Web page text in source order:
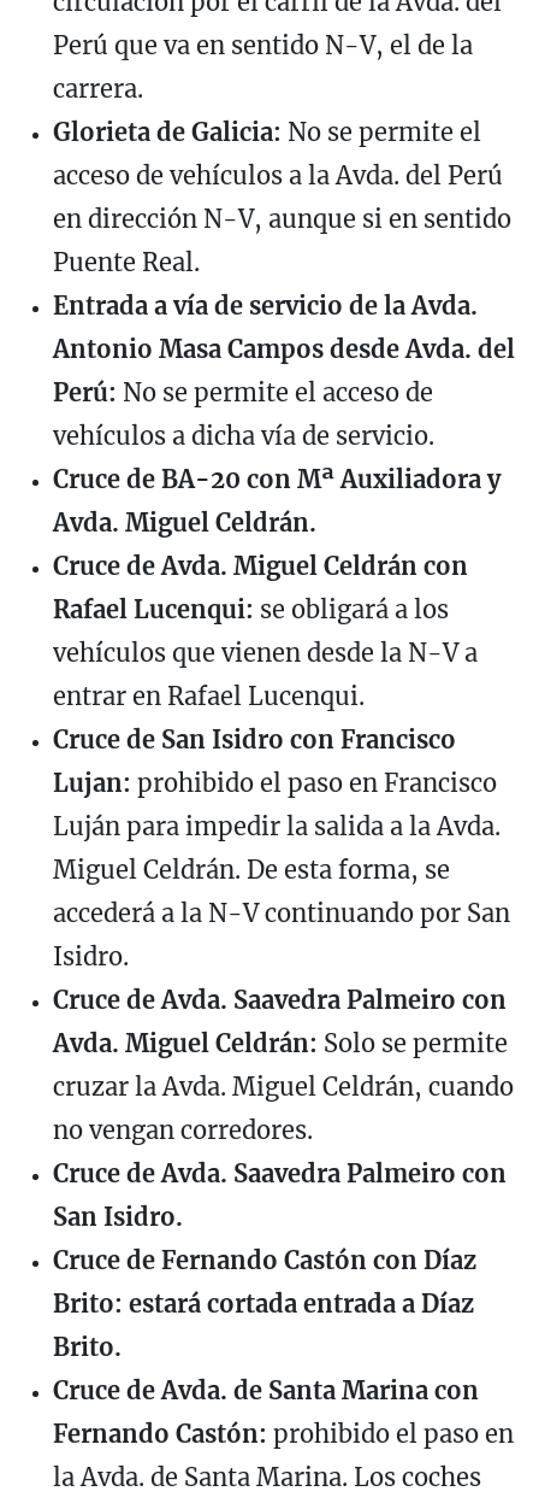
Perú que va en sentido N-V, el de la
carrera.
Glorieta de Galicia: No se permite el
acceso de vehículos a la Avda. del Perú
en dirección N-V, aunque si en sentido
Puente Real.
Entrada a vía de servicio de la Avda.
Antonio Masa Campos desde Avda. del
Perú: No se permite el acceso de
vehículos a dicha vía de servicio.
Cruce de BA-20 con Mª Auxiliadora y
Avda. Miguel Celdrán.
Cruce de Avda. Miguel Celdrán con
Rafael Lucenqui: se obligará a los
vehículos que vienen desde la N-V a
entrar en Rafael Lucenqui.
Cruce de San Isidro con Francisco
Lujan: prohibido el paso en Francisco
Luján para impedir la salida a la Avda.
Miguel Celdrán. De esta forma, se
accederá a la N-V continuando por San
Isidro.
Cruce de Avda. Saavedra Palmeiro con
Avda. Miguel Celdrán: Solo se permite
cruzar la Avda. Miguel Celdrán, cuando
no vengan corredores.
Cruce de Avda. Saavedra Palmeiro con
San Isidro.
Cruce de Fernando Castón con Díaz
Brito: estará cortada entrada a Díaz
Brito.
Cruce de Avda. de Santa Marina con
Fernando Castón: prohibido el paso en
la Avda. de Santa Marina. Los coches